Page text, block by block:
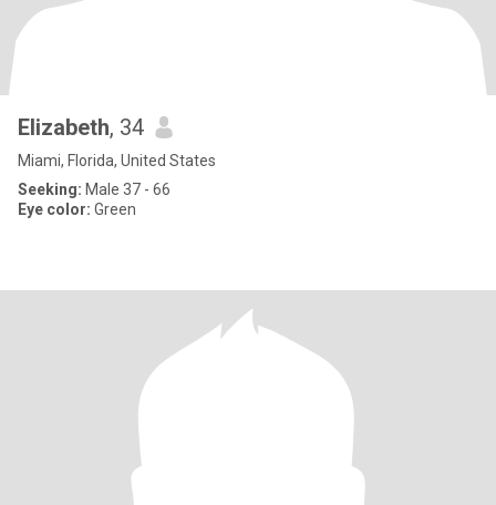
Elizabeth, 34
Miami, Florida, United States
Seeking: Male 37 - 66
Eye color: Green